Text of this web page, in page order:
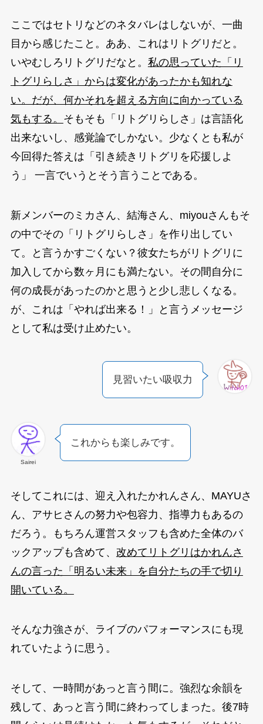
ここではセトリなどのネタバレはしないが、一曲
目から感じたこと。ああ、これはリトグリだと。
いやむしろリトグリだなと。 私の思っていた「リ
トグリらしさ」からは変化があったかも知れな
い。だが、何かそれを超える方向に向かっている
気もする。 そもそも「リトグリらしさ」は言語化
出来ないし、感覚論でしかない。少なくとも私が
今回得た答えは「引き続きリトグリを応援しよ
う」 一言でいうとそう言うことである。
新メンバーのミカさん、結海さん、miyouさんもそ
の中でその「リトグリらしさ」を作り出してい
て。と言うかすごくない？彼女たちがリトグリに
加入してから数ヶ月にも満たない。その間自分に
何の成長があったのかと思うと少し悲しくなる。
が、これは「やれば出来る！」と言うメッセージ
として私は受け止めたい。
見習いたい吸収力
Sairei
これからも楽しみです。
そしてこれには、迎え入れたかれんさん、MAYUさ
ん、アサヒさんの努力や包容力、指導力もあるの
だろう。もちろん運営スタッフも含めた全体のバ
ックアップも含めて、 改めてリトグリはかれんさ
んの言った「明るい未来」を自分たちの手で切り
開いている。
そんな力強さが、ライブのパフォーマンスにも現
れていたように思う。
そして、一時間があっと言う間に。強烈な余韻を
残して、あっと言う間に終わってしまった。後7時